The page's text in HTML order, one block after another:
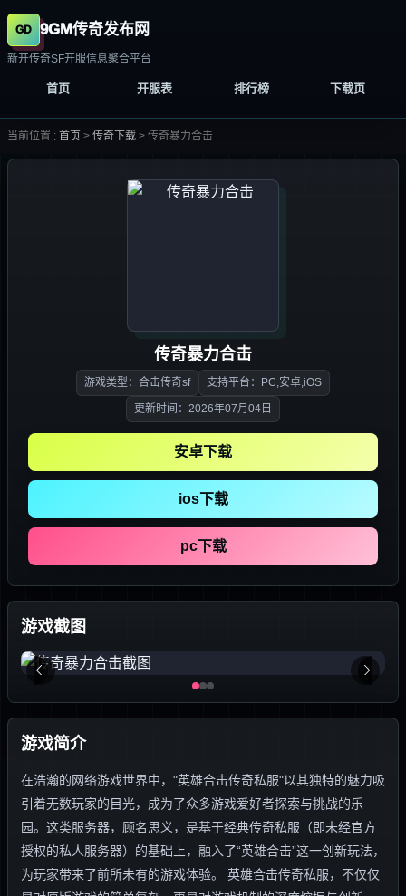
9GM传奇发布网
新开传奇SF开服信息聚合平台
首页 开服表 排行榜 下载页
当前位置 : 首页 > 传奇下载 > 传奇暴力合击
传奇暴力合击
游戏类型：合击传奇sf 支持平台：PC,安卓,iOS
更新时间：2026年07月04日
安卓下载
ios下载
pc下载
游戏截图
游戏简介
在浩瀚的网络游戏世界中，"英雄合击传奇私服"以其独特的魅力吸
引着无数玩家的目光，成为了众多游戏爱好者探索与挑战的乐
园。这类服务器，顾名思义，是基于经典传奇私服（即未经官方
授权的私人服务器）的基础上，融入了“英雄合击”这一创新玩法，
为玩家带来了前所未有的游戏体验。 英雄合击传奇私服，不仅仅